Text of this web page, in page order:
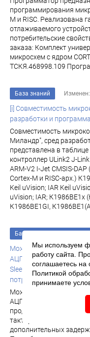
программирования
M и RISC. Реализована
отлаживаемого
потребительские
заказа: Комплект
микросхем с ядром
ТСКЯ.468998.109
База знаний
[i] Совместимость
разработки и
Совместимость
Миландр", сред
представлена в
контроллер ULink2 J-
ARM-V2 I-Jet CMSIS-
Cortex-M и RISC-арх.)
Keil uVision; IAR Keil
uVision; IAR; К1986ВЕ1x
К1986ВЕ1GI,
База знаний
Может ли в режиме
АЦП? Как это влияет на
Sleep продолжать
потребление? [ID: 25314]
Может ли в режиме
АЦП? Как это влияет на
продолжать
тактирования от
дополнительных
Мы используем
работу сайта.
соглашаетесь на
Политикой
принимаете